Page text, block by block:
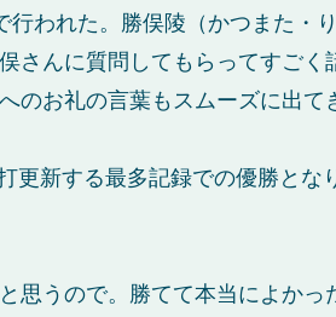
われた。勝俣陵（かつまた・
さんに質問してもらってすご
のお礼の言葉もスムーズに出て
更新する最多記録での優勝とな
思うので。勝てて本当によかっ